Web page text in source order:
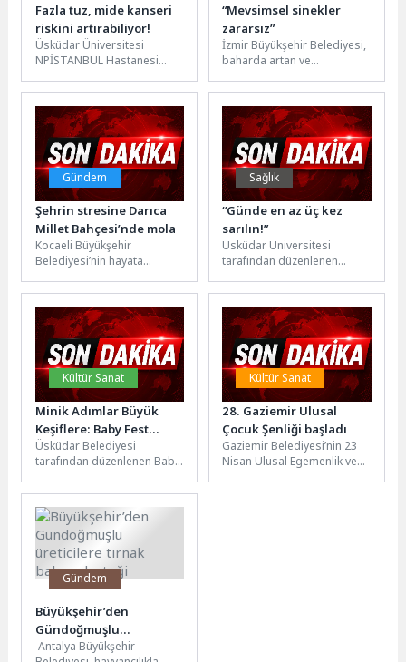
Fazla tuz, mide kanseri
riskini artırabiliyor!
Üsküdar Üniversitesi
NPİSTANBUL Hastanesi
Uzmanı Prof. Dr. Aytaç
Atamer, aşırı tuz tüketiminin
mideye...
“Mevsimsel sinekler
zararsız”
İzmir Büyükşehir Belediyesi,
baharda artan ve
mevsimsel sineklerin
hastalık taşımadığını
açıkladı. Uzmanlar, bu...
Gündem
Şehrin stresine Darıca
Millet Bahçesi’nde mola
Kocaeli Büyükşehir
Belediyesi’nin hayata
vatandaşların en uğrak
yaşam alanları arasında yer
alıyor....
Sağlık
“Günde en az üç kez
sarılın!”
Üsküdar Üniversitesi
tarafından düzenlenen
Seminerleri” kapsamında
Üsküdar Üniversitesi İnsan
ve Toplum...
Kültür Sanat
Minik Adımlar Büyük
Keşiflere: Baby Fest
Kapılarını Açıyor
Üsküdar Belediyesi
tarafından düzenlenen Baby
günü saat 12.00-18.00
arasında Bağlarbaşı Kültür...
Kültür Sanat
28. Gaziemir Ulusal
Çocuk Şenliği başladı
Gaziemir Belediyesi’nin 23
Nisan Ulusal Egemenlik ve
Gündem
Büyükşehir’den
Gündoğmuşlu
üreticilere tırnak bakım
Antalya Büyükşehir